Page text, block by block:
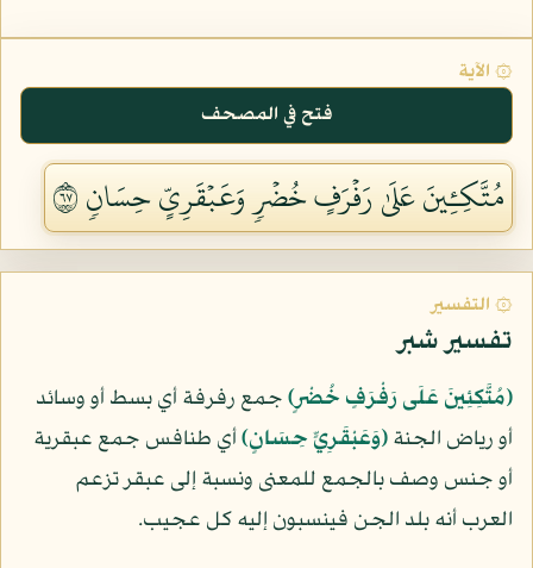
۞ الآية
فتح في المصحف
مُتَّكِـِٔينَ عَلَىٰ رَفۡرَفٍ خُضۡرٖ وَعَبۡقَرِيٍّ حِسَانٖ ٧٦
۞ التفسير
تفسير شبر
﴿مُتَّكِئِينَ عَلَى رَفْرَفٍ خُضْرٍ﴾جمع رفرفة أي بسط أو وسائد
أو رياض الجنة﴿وَعَبْقَرِيٍّ حِسَانٍ﴾أي طنافس جمع عبقرية
أو جنس وصف بالجمع للمعنى ونسبة إلى عبقر تزعم
العرب أنه بلد الجن فينسبون إليه كل عجيب.